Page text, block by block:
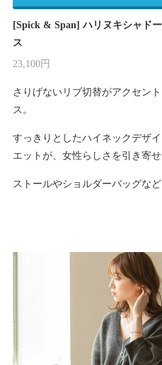
[Spick & Span] ハリヌキシャド
ス
23,100円
さりげないリブ切替がアクセン
ス。
すっきりとしたハイネックデザ
エットが、女性らしさを引き寄せ
ストールやショルダーバッグな